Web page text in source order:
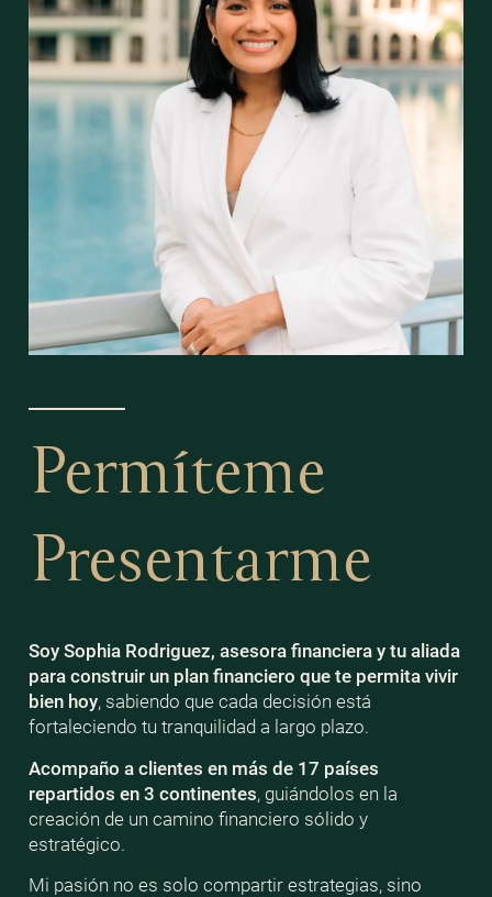
Permíteme
Presentarme
Soy Sophia Rodriguez, asesora financiera y tu aliada
para construir un plan financiero que te permita vivir
bien hoy, sabiendo que cada decisión está
fortaleciendo tu tranquilidad a largo plazo.
Acompaño a clientes en más de 17 países
repartidos en 3 continentes, guiándolos en la
creación de un camino financiero sólido y
estratégico.
Mi pasión no es solo compartir estrategias, sino